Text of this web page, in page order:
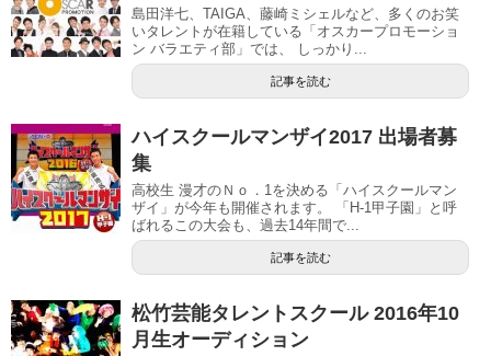
島田洋七、TAIGA、藤崎ミシェルなど、多くのお笑
いタレントが在籍している「オスカープロモーショ
ン バラエティ部」では、 しっかり...
記事を読む
ハイスクールマンザイ2017 出場者募
集
高校生 漫才のＮｏ．1を決める「ハイスクールマン
ザイ」が今年も開催されます。 「H-1甲子園」と呼
ばれるこの大会も、過去14年間で...
記事を読む
松竹芸能タレントスクール 2016年10
月生オーディション